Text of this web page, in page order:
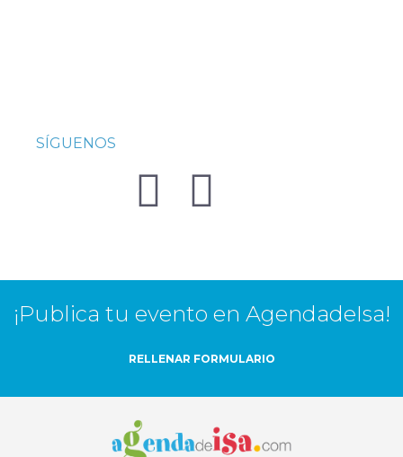
SÍGUENOS
¡Publica tu evento en AgendadeIsa!
RELLENAR FORMULARIO